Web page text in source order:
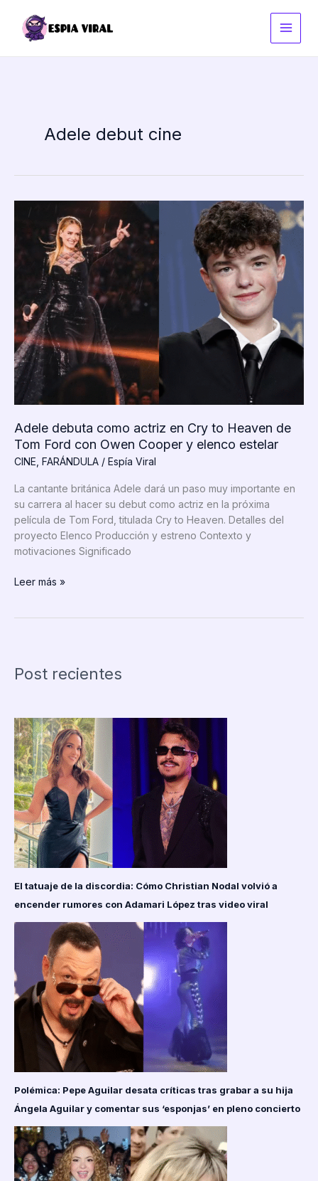
contenido
Adele debut cine
Adele debuta como actriz en Cry to Heaven de
Tom Ford con Owen Cooper y elenco estelar
CINE FARÁNDULA / Espía Viral
La cantante británica Adele dará un paso muy importante en
su carrera al hacer su debut como actriz en la próxima
película de Tom Ford, titulada Cry to Heaven. Detalles del
proyecto Elenco Producción y estreno Contexto y
motivaciones Significado
Adele
to
Tom
Ford
con
Owen
Cooper
y
elenco
estelar
Leer más »
Post recientes
El tatuaje de la discordia: Cómo Christian Nodal volvió a
encender rumores con Adamari López tras video viral
Polémica: Pepe Aguilar desata críticas tras grabar a su hija
Ángela Aguilar y comentar sus ‘esponjas’ en pleno concierto